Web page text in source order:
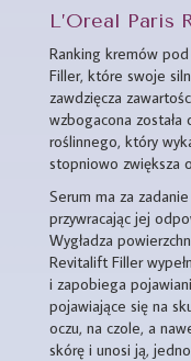
L’Oreal
Ranking kremów
Filler, które swoje
zawdzięcza
wzbogacona
roślinnego, który
stopniowo zwiększa
Serum ma za
przywracając jej
Wygładza
Revitalift Filler
i zapobiega
pojawiające się na
oczu, na czole, a
skórę i unosi ją,